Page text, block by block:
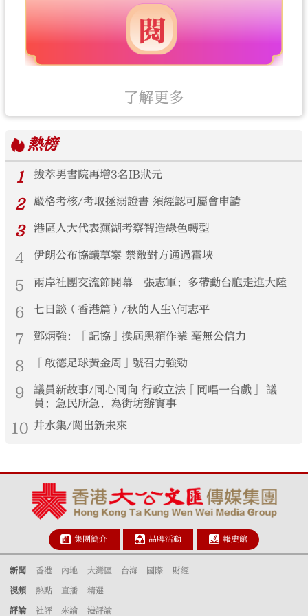
了解更多
熱榜
1
拔萃男書院再增3名IB狀元
2 嚴格考核/考取拯溺證書 須經認可屬會申請
3 港區人大代表蕪湖考察智造綠色轉型
4 伊朗公布協議草案 禁敵對方通過霍峽
5 兩岸社團交流節開幕 張志軍：多帶動台胞走進大陸
6 七日談（香港篇）/秋的人生\何志平
7 鄧炳強：「記協」換屆黑箱作業 毫無公信力
8 「啟德足球黃金周」號召力強勁
9
議員新故事/同心同向 行政立法「同唱一台戲」 議
員：急民所急，為街坊辦實事
10 井水集/闖出新未來
集團簡介 品牌活動 報史館
新聞 香港 內地 大灣區 台海 國際 財經
視頻 熱點 直播 精選
評論 社評 來論 港評論